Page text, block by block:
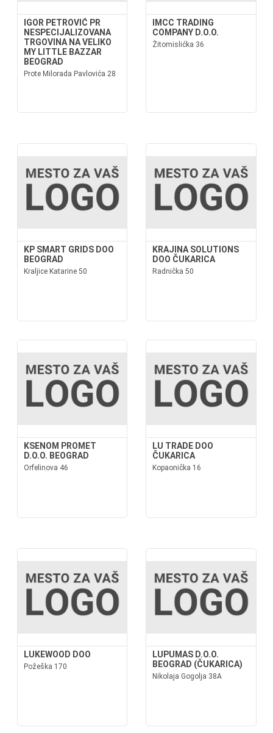
IGOR PETROVIĆ PR
NESPECIJALIZOVANA
TRGOVINA NA VELIKO
MY LITTLE BAZZAR
BEOGRAD
Prote Milorada Pavlovića 28
IMCC TRADING
COMPANY D.O.O.
Žitomislićka 36
KP SMART GRIDS DOO
BEOGRAD
Kraljice Katarine 50
KRAJINA SOLUTIONS
DOO ČUKARICA
Radnička 50
KSENOM PROMET
D.O.O. BEOGRAD
Orfelinova 46
LU TRADE DOO
ČUKARICA
Kopaonička 16
LUKEWOOD DOO
Požeška 170
LUPUMAS D.O.O.
BEOGRAD (ČUKARICA)
Nikolaja Gogolja 38A